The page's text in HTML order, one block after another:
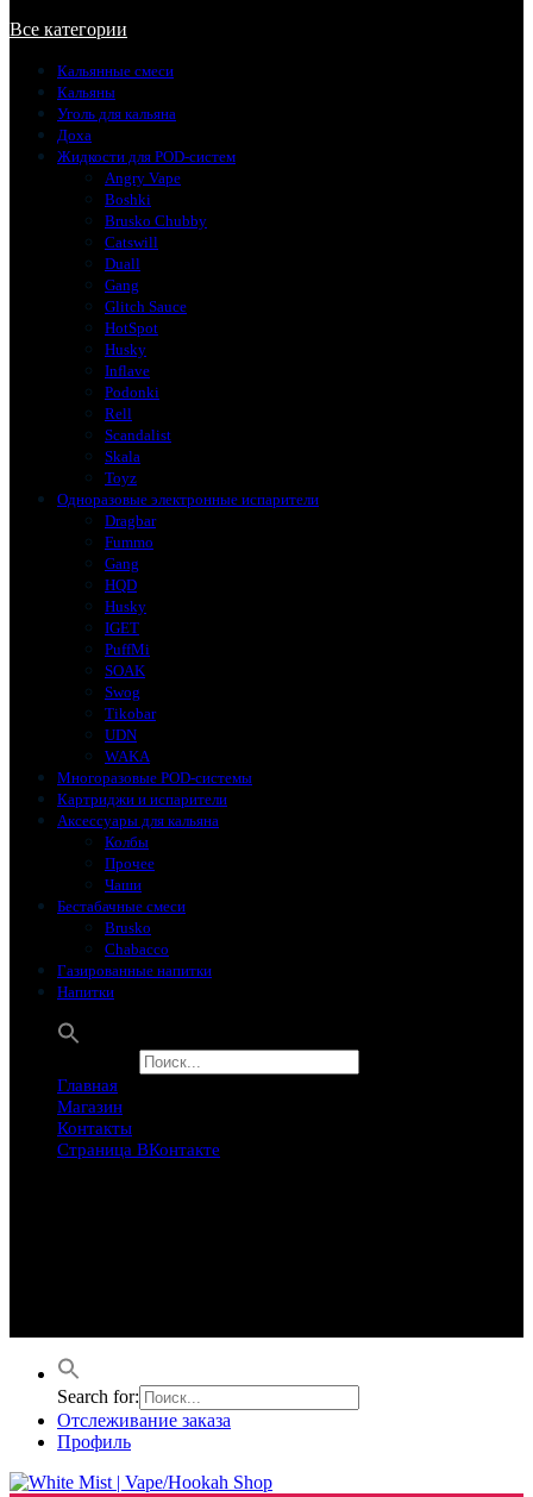
Все категории
Кальянные смеси
Кальяны
Уголь для кальяна
Доха
Жидкости для POD-систем
Angry Vape
Boshki
Brusko Chubby
Catswill
Duall
Gang
Glitch Sauce
HotSpot
Husky
Inflave
Podonki
Rell
Scandalist
Skala
Toyz
Одноразовые электронные испарители
Dragbar
Fummo
Gang
HQD
Husky
IGET
PuffMi
SOAK
Swog
Tikobar
UDN
WAKA
Многоразовые POD-системы
Картриджи и испарители
Аксессуары для кальяна
Колбы
Прочее
Чаши
Бестабачные смеси
Brusko
Chabacco
Газированные напитки
Напитки
Главная
Магазин
Контакты
Страница ВКонтакте
Search for:
Отслеживание заказа
Профиль